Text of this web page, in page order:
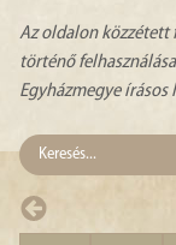
Az oldalon közzétett
történő
Egyházmegye